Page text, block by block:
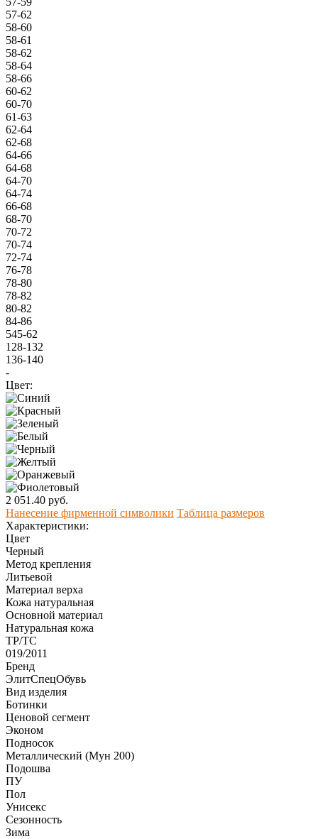
57-62
58-60
58-61
58-62
58-64
58-66
60-62
60-70
61-63
62-64
62-68
64-66
64-68
64-70
64-74
66-68
68-70
70-72
70-74
72-74
76-78
78-80
78-82
80-82
84-86
545-62
128-132
136-140
-
Цвет:
2 051.40 руб.
Нанесение фирменной символики Таблица размеров
Характеристики:
Цвет
Черный
Метод крепления
Литьевой
Материал верха
Кожа натуральная
Оcновной материал
Натуральная кожа
ТР/ТС
019/2011
Бренд
ЭлитСпецОбувь
Вид изделия
Ботинки
Ценовой сегмент
Эконом
Подносок
Металлический (Мун 200)
Подошва
ПУ
Пол
Унисекс
Сезонность
Зима